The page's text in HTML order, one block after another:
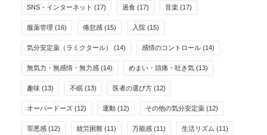
SNS・インターネット (17) 過食 (17) 音楽 (17)
服薬管理 (16) 倦怠感 (15) 入院 (15)
気分安定薬（ラミクタール） (14) 感情のコントロール (14)
無気力・無感情・無力感 (14) めまい・頭痛・吐き気 (13)
趣味 (13) 不眠 (13) 医者の選び方 (12)
オーバードーズ (12) 運動 (12) その他の気分安定薬 (12)
罪悪感 (12) 就労困難 (11) 万能感 (11) 生活リズム (11)